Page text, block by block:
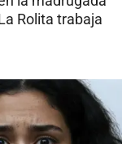
Rolita trabaja